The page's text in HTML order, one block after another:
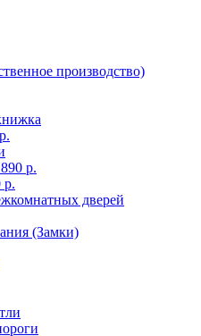
производство)
р.
р.
дверей
(Замки)